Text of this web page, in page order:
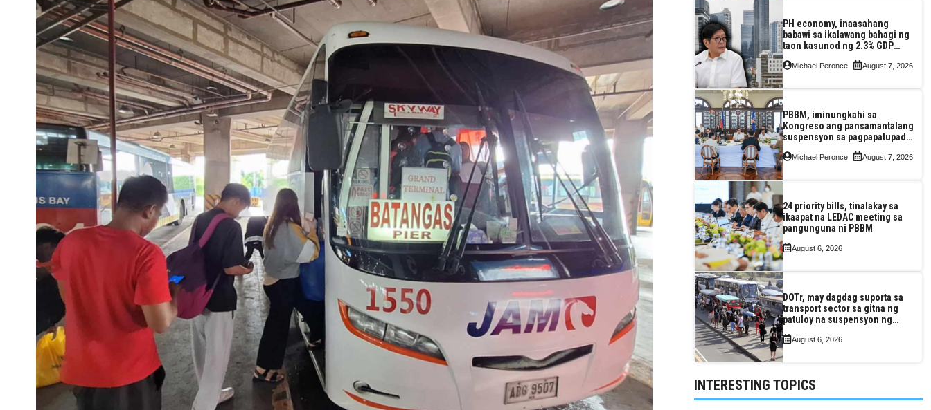
PH economy, inaasahang
babawi sa ikalawang bahagi ng
taon kasunod ng 2.3% GDP
pagkaantala ng public
Michael Peronce August 7, 2026
PBBM, iminungkahi sa
Kongreso ang pansamantalang
suspensyon sa pagpapatupad
Assessment Reform Act
Michael Peronce August 7, 2026
24 priority bills, tinalakay sa
ikaapat na LEDAC meeting sa
pangunguna ni PBBM
August 6, 2026
DOTr, may dagdag suporta sa
transport sector sa gitna ng
patuloy na suspensyon ng
August 6, 2026
INTERESTING TOPICS